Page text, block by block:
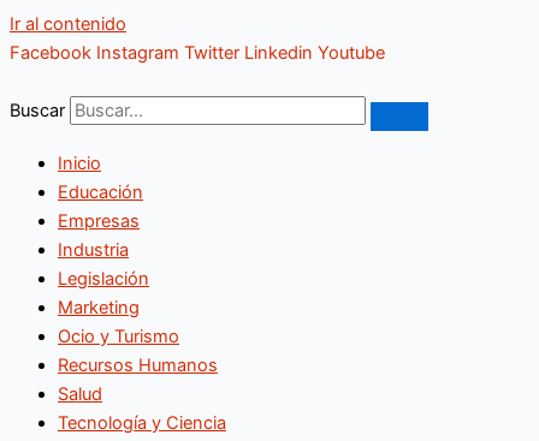
Ir al contenido
Facebook Instagram Twitter Linkedin Youtube
Buscar
Inicio
Educación
Empresas
Industria
Legislación
Marketing
Ocio y Turismo
Recursos Humanos
Salud
Tecnología y Ciencia